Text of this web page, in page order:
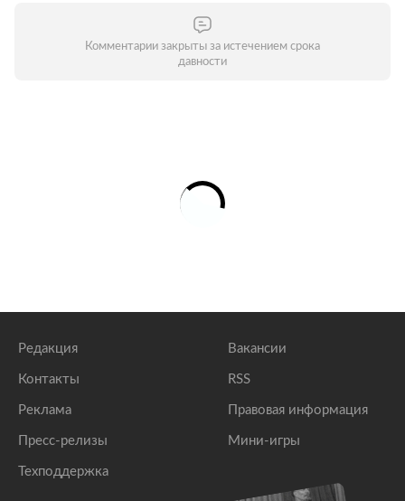
Комментарии закрыты за истечением срока
давности
Редакция
Контакты
Реклама
Пресс-релизы
Техподдержка
Вакансии
RSS
Правовая информация
Мини-игры